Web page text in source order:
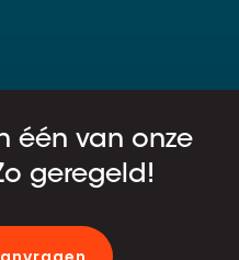
één van onze
geregeld!